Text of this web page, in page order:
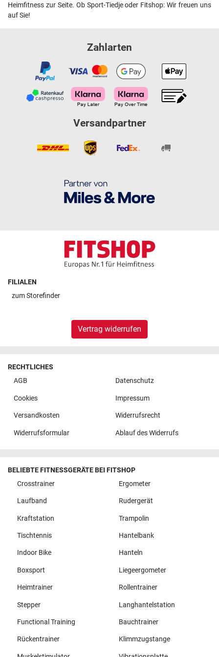
Heimfitness zur Seite. Ob Sport-Tiedje oder Fitshop: Wir freuen uns
auf Sie!
Zahlarten
Versandpartner
FILIALEN
zumStorefinder
Vertrag widerrufen
RECHTLICHES
AGB
Datenschutz
Cookies Impressum
Versandkosten Widerrufsrecht
Widerrufsformular Ablauf des Widerrufs
BELIEBTE FITNESSGERÄTE BEI FITSHOP
Crosstrainer
Ergometer
Laufband Rudergerät
Kraftstation Trampolin
Tischtennis Hantelbank
Indoor Bike Hanteln
Boxsport Liegeergometer
Heimtrainer Rollentrainer
Stepper Langhantelstation
Functional Training Bauchtrainer
Rückentrainer Klimmzugstange